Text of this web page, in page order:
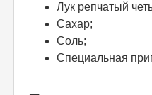
Лук репчатый
Сахар;
Соль;
Специальная